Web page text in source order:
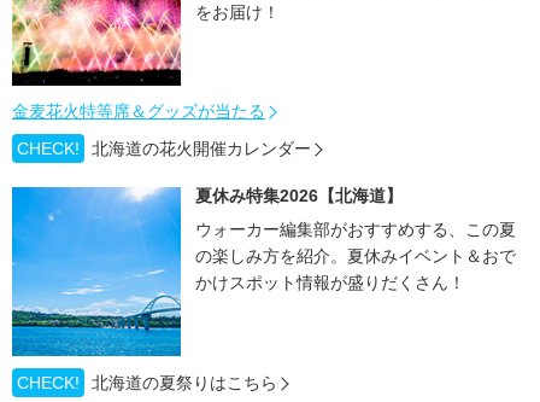
をお届け！
金麦花火特等席＆グッズが当たる
CHECK!
北海道の花火開催カレンダー
夏休み特集2026【北海道】
ウォーカー編集部がおすすめする、この夏
の楽しみ方を紹介。夏休みイベント＆おで
かけスポット情報が盛りだくさん！
CHECK! 北海道の夏祭りはこちら